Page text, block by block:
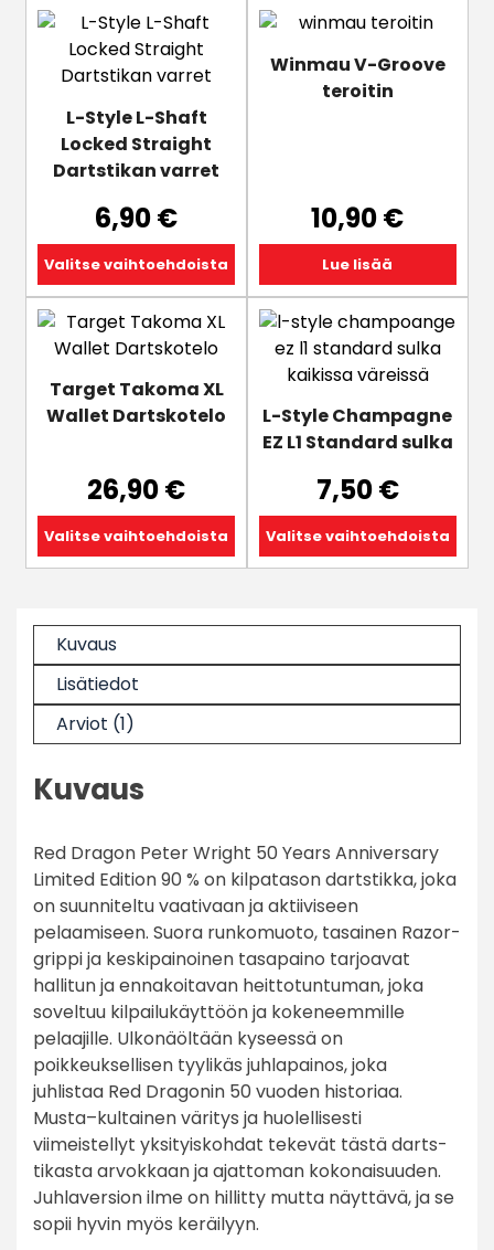
L-Style L-Shaft
Locked Straight
Dartstikan varret
6,90€
Valitse vaihtoehdoista
Tällä
tuotteella
muunnelma.
Voit
tehdä
valinnat
tuotteen
sivulla.
Winmau V-Groove
teroitin
10,90€
Lue lisää
Target Takoma XL
Wallet Dartskotelo
26,90€
Valitse vaihtoehdoista
Tällä
tuotteella
useampi
muunnelma.
tehdä
valinnat
tuotteen
sivulla.
L-Style Champagne
EZ L1 Standard sulka
7,50€
Valitse vaihtoehdoista
Tällä
tuotteella
muunnelma.
Voit
valinnat
tuotteen
sivulla.
Kuvaus
Lisätiedot
Arviot (1)
Kuvaus
Red Dragon Peter Wright 50 Years Anniversary
Limited Edition 90 % on kilpatason dartstikka, joka
on suunniteltu vaativaan ja aktiiviseen
pelaamiseen. Suora runkomuoto, tasainen Razor-
grippi ja keskipainoinen tasapaino tarjoavat
hallitun ja ennakoitavan heittotuntuman, joka
soveltuu kilpailukäyttöön ja kokeneemmille
pelaajille. Ulkonäöltään kyseessä on
poikkeuksellisen tyylikäs juhlapainos, joka
juhlistaa Red Dragonin 50 vuoden historiaa.
Musta–kultainen väritys ja huolellisesti
viimeistellyt yksityiskohdat tekevät tästä darts-
tikasta arvokkaan ja ajattoman kokonaisuuden.
Juhlaversion ilme on hillitty mutta näyttävä, ja se
sopii hyvin myös keräilyyn.